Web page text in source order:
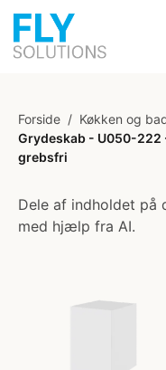
Forside / Køkken og
Grydeskab - U050-222
grebsfri
Dele af indholdet på
med hjælp fra AI.